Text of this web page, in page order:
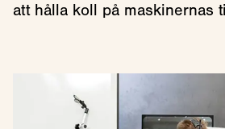
att hålla koll på maskinernas